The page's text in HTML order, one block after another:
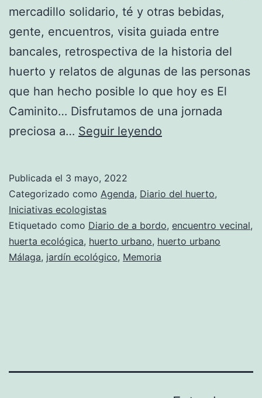
mercadillo solidario, té y otras bebidas,
gente, encuentros, visita guiada entre
bancales, retrospectiva de la historia del
huerto y relatos de algunas de las personas
que han hecho posible lo que hoy es El
Caminito… Disfrutamos de una jornada
preciosa a… Seguir leyendo
tod@s
venir!
Publicada el 3 mayo, 2022
Categorizado como Agenda, Diario del huerto,
Iniciativas ecologistas
Etiquetado como Diario de a bordo, encuentro vecinal,
huerta ecológica, huerto urbano, huerto urbano
Málaga, jardín ecológico, Memoria